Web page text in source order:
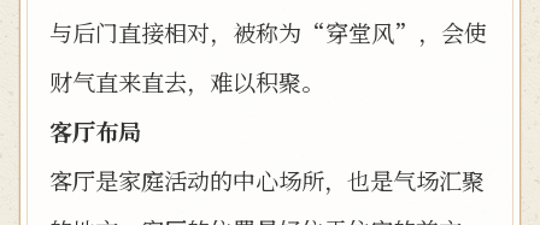
与后门直接相对，被称为“穿堂风”，会使
财气直来直去，难以积聚。
客厅布局
客厅是家庭活动的中心场所，也是气场汇聚